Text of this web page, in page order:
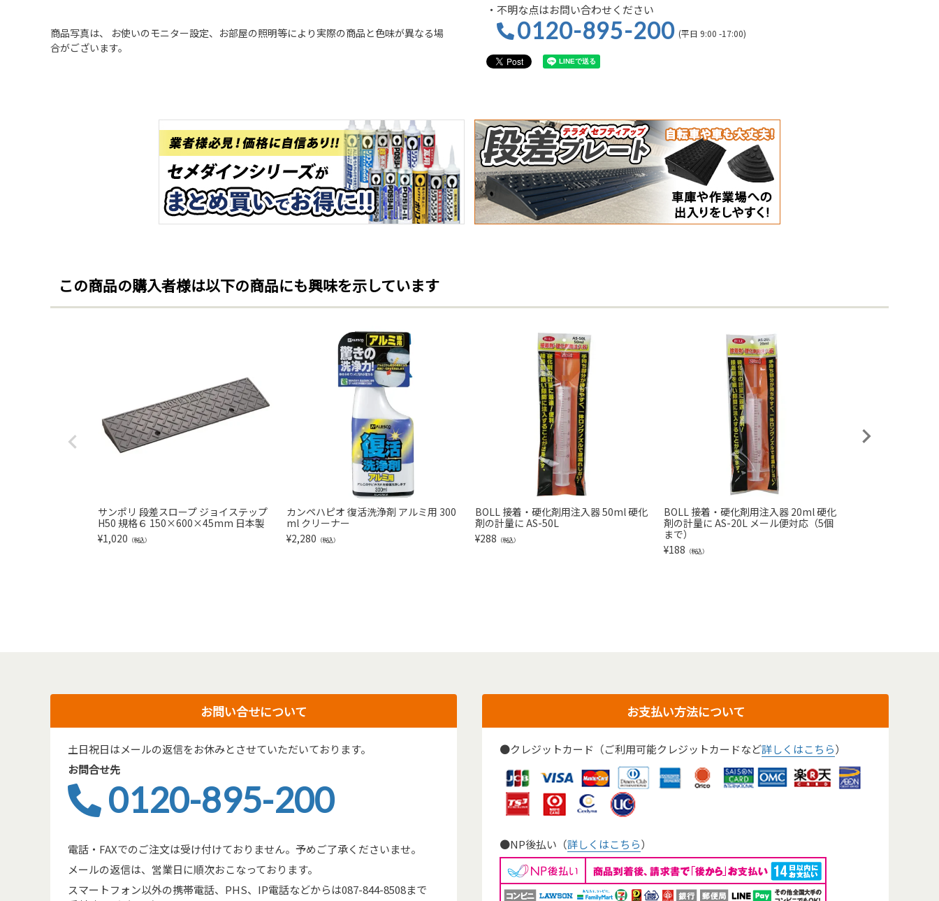
商品写真は、 お使いのモニター設定、お部屋の照明等により実際の商品と色味が異なる場
合がございます。
・不明な点はお問い合わせください
0120-895-200 (平日 9:00 -17:00)
この商品の購入者様は以下の商品にも興味を示しています
サンポリ 段差スロープ ジョイステップ
H50 規格６ 150×600×45mm 日本製
¥1,020 （税込）
カンペハピオ 復活洗浄剤 アルミ用 300
ml クリーナー
¥2,280 （税込）
BOLL 接着・硬化剤用注入器 50ml 硬化
剤の計量に AS-50L
¥288 （税込）
BOLL 接着・硬化剤用注入器 20ml 硬化
剤の計量に AS-20L メール便対応（5個
まで）
¥188 （税込）
お問い合せについて
土日祝日はメールの返信をお休みとさせていただいております。
お問合せ先
0120-895-200
電話・FAXでのご注文は受け付けておりません。予めご了承くださいませ。
メールの返信は、営業日に順次おこなっております。
スマートフォン以外の携帯電話、PHS、IP電話などからは087-844-8508まで
お支払い方法について
●クレジットカード（ご利用可能クレジットカードなど詳しくはこちら）
●NP後払い（詳しくはこちら）